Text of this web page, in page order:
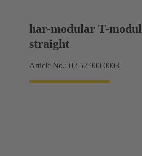
har-modular T-
straight
Article No.: 02 52 900 0003